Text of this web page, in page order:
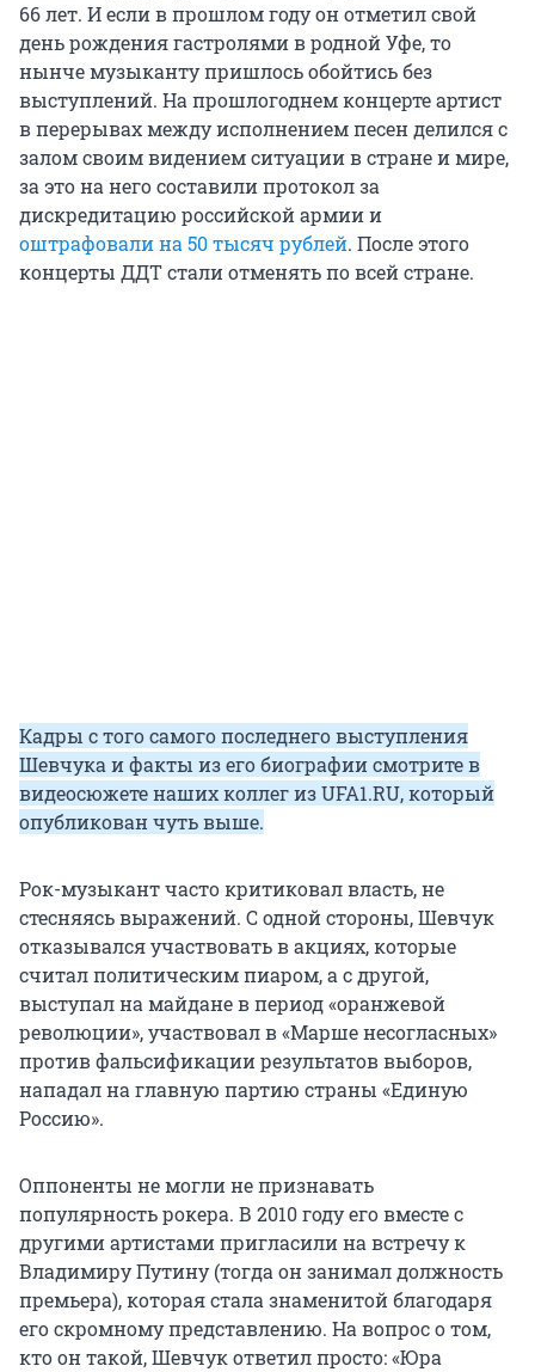
66 лет. И если в прошлом году он отметил свой
день рождения гастролями в родной Уфе, то
нынче музыканту пришлось обойтись без
выступлений. На прошлогоднем концерте артист
в перерывах между исполнением песен делился с
залом своим видением ситуации в стране и мире,
за это на него составили протокол за
дискредитацию российской армии и
оштрафовали на 50 тысяч рублей. После этого
концерты ДДТ стали отменять по всей стране.
Кадры с того самого последнего выступления
Шевчука и факты из его биографии смотрите в
видеосюжете наших коллег из UFA1.RU, который
опубликован чуть выше.
Рок-музыкант часто критиковал власть, не
стесняясь выражений. С одной стороны, Шевчук
отказывался участвовать в акциях, которые
считал политическим пиаром, а с другой,
выступал на майдане в период «оранжевой
революции», участвовал в «Марше несогласных»
против фальсификации результатов выборов,
нападал на главную партию страны «Единую
Россию».
Оппоненты не могли не признавать
популярность рокера. В 2010 году его вместе с
другими артистами пригласили на встречу к
Владимиру Путину (тогда он занимал должность
премьера), которая стала знаменитой благодаря
его скромному представлению. На вопрос о том,
кто он такой, Шевчук ответил просто: «Юра